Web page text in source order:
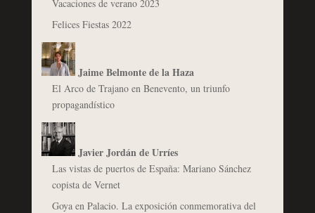
Vacaciones de verano 2023
Felices Fiestas 2022
Jaime Belmonte de la Haza
El Arco de Trajano en Benevento, un triunfo
propagandístico
Javier Jordán de Urríes
Las vistas de puertos de España: Mariano Sánchez
copista de Vernet
Goya en Palacio. La exposición conmemorativa del